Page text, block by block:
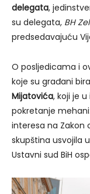
delegata,
su delegata, BH
predsedavajuću
O posljedicama i
koje su građani
Mijatovića, koji je
pokretanje
interesa na Zakon
skupština usvojila
Ustavni sud BiH